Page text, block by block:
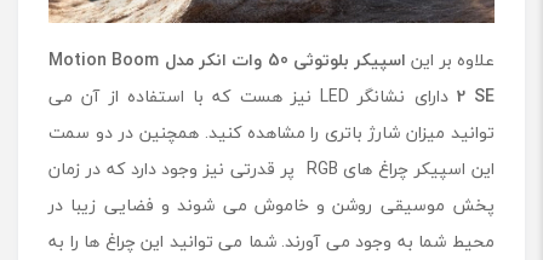
علاوه بر این
اسپیکر بلوتوثی 50 وات انکر مدل Motion Boom
2 SE
دارای نشانگر LED نیز هست که با استفاده از آن می
توانید میزان شارژ باتری را مشاهده کنید. همچنین در دو سمت
این اسپیکر چراغ های RGB پر قدرتی نیز وجود دارد که در زمان
پخش موسیقی روشن و خاموش می شوند و فضایی زیبا در
محیط شما به وجود می آورند. شما می توانید این چراغ ها را به